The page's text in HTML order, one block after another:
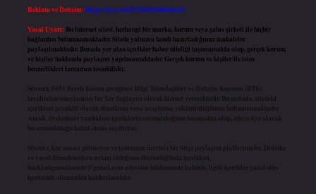
Reklam ve İletişim:Skype: live:.cid.575569c608265c69
Yasal Uyarı: Bu internet sitesi, herhangi bir marka, kurum veya şahıs şirketi ile hiçbir
bağlantısı bulunmamaktadır. Sitede yalnızca kendi hazırladığımız makaleler
paylaşılmaktadır. Burada yer alan içerikler haber niteliği taşımamakta olup, gerçek kurum
ve kişiler hakkında paylaşım yapılmamaktadır. Gerçek kurum ve kişiler ile isim
benzerlikleri tamamen tesadüfidir.
Sitemiz, 5651 Sayılı Kanun gereğince Bilgi Teknolojileri ve İletişim Kurumu (BTK)
tarafından onaylanmış bir Yer Sağlayıcı olarak hizmet vermektedir. Bu nedenle, sitedeki
içerikleri proaktif olarak denetleme veya araştırma yükümlülüğümüz bulunmamaktadır.
Ancak, üyelerimiz yazdıkları içeriklerin sorumluluğunu taşımakta olup, siteye üye olarak
bu sorumluluğu kabul etmiş sayılırlar.
Sitemiz, kar amacı gütmeyen ve tamamen ücretsiz bir bilgi paylaşım platformudur. Hukuka
ve yasal düzenlemelere aykırı olduğunu düşündüğünüz içerikleri,
backlinkpanelicomtr@gmail.com adresine bildirmeniz halinde, ilgili içerikler yasal süre
içerisinde sitemizden kaldırılacaktır.